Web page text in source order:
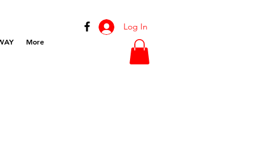
More
Log In